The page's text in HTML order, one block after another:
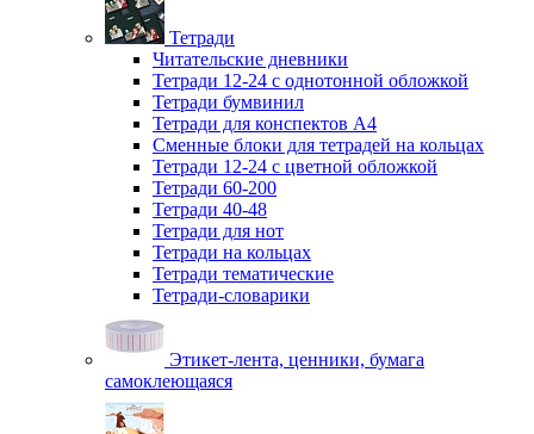
Тетради
Читательские дневники
Тетради 12-24 с однотонной обложкой
Тетради бумвинил
Тетради для конспектов А4
Сменные блоки для тетрадей на кольцах
Тетради 12-24 с цветной обложкой
Тетради 60-200
Тетради 40-48
Тетради для нот
Тетради на кольцах
Тетради тематические
Тетради-словарики
Этикет-лента, ценники, бумага
самоклеющаяся